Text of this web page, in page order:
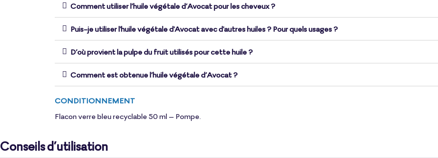
Comment utiliser l’huile végétale d’Avocat pour les cheveux ?
Puis-je utiliser l'huile végétale d'Avocat avec d'autres huiles ? Pour quels usages ?
D’où provient la pulpe du fruit utilisés pour cette huile ?
Comment est obtenue l’huile végétale d’Avocat ?
CONDITIONNEMENT
Flacon verre bleu recyclable 50 ml – Pompe.
Conseils d’utilisation